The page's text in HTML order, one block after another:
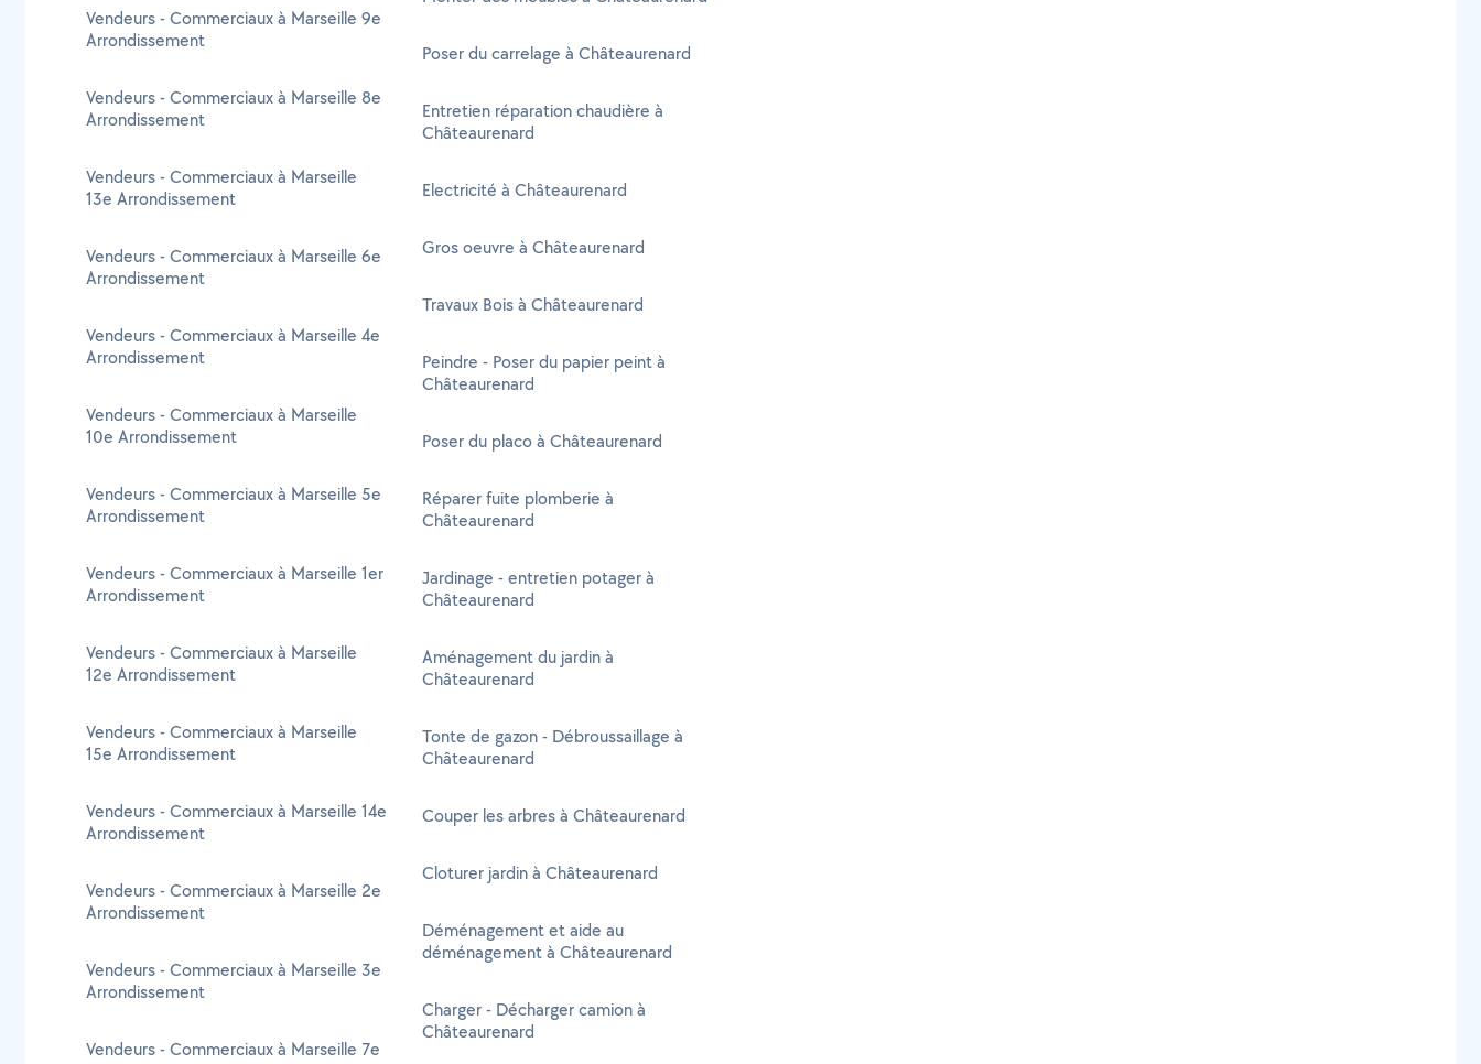
Vendeurs - Commerciaux à Marseille 9e
Arrondissement
Vendeurs - Commerciaux à Marseille 8e
Arrondissement
Vendeurs - Commerciaux à Marseille
13e Arrondissement
Vendeurs - Commerciaux à Marseille 6e
Arrondissement
Vendeurs - Commerciaux à Marseille 4e
Arrondissement
Vendeurs - Commerciaux à Marseille
10e Arrondissement
Vendeurs - Commerciaux à Marseille 5e
Arrondissement
Vendeurs - Commerciaux à Marseille 1er
Arrondissement
Vendeurs - Commerciaux à Marseille
12e Arrondissement
Vendeurs - Commerciaux à Marseille
15e Arrondissement
Vendeurs - Commerciaux à Marseille 14e
Arrondissement
Vendeurs - Commerciaux à Marseille 2e
Arrondissement
Vendeurs - Commerciaux à Marseille 3e
Arrondissement
Vendeurs - Commerciaux à Marseille 7e
Poser du carrelage à Châteaurenard
Entretien réparation chaudière à
Châteaurenard
Electricité à Châteaurenard
Gros oeuvre à Châteaurenard
Travaux Bois à Châteaurenard
Peindre - Poser du papier peint à
Châteaurenard
Poser du placo à Châteaurenard
Réparer fuite plomberie à
Châteaurenard
Jardinage - entretien potager à
Châteaurenard
Aménagement du jardin à
Châteaurenard
Tonte de gazon - Débroussaillage à
Châteaurenard
Couper les arbres à Châteaurenard
Cloturer jardin à Châteaurenard
Déménagement et aide au
déménagement à Châteaurenard
Charger - Décharger camion à
Châteaurenard